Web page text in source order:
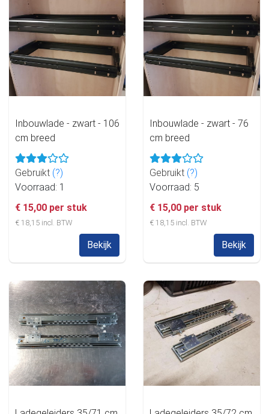
Inbouwlade - zwart - 106
cm breed
Gebruikt (?)
Voorraad: 1
€ 15,00 per stuk
€ 18,15 incl. BTW
Bekijk
Inbouwlade - zwart - 76
cm breed
Gebruikt (?)
Voorraad: 5
€ 15,00 per stuk
€ 18,15 incl. BTW
Bekijk